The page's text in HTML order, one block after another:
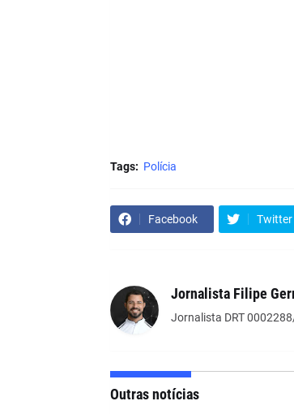
Tags: Polícia
Facebook Twitter
Jornalista Filipe
Jornalista DRT
Outras notícias